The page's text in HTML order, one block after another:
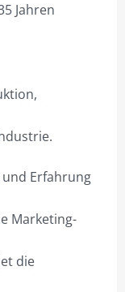
Jahren
Erfahrung
Marketing-
die